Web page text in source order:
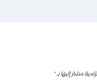
مشار إليها بـ*